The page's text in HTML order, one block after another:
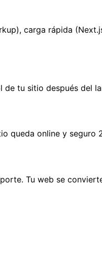
carga rápida
tu sitio después del
queda online y seguro
Tu web se